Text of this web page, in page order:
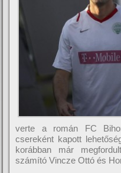
verte a román FC
csereként kapott
korábban már
számí­tó Vincze Ottó és